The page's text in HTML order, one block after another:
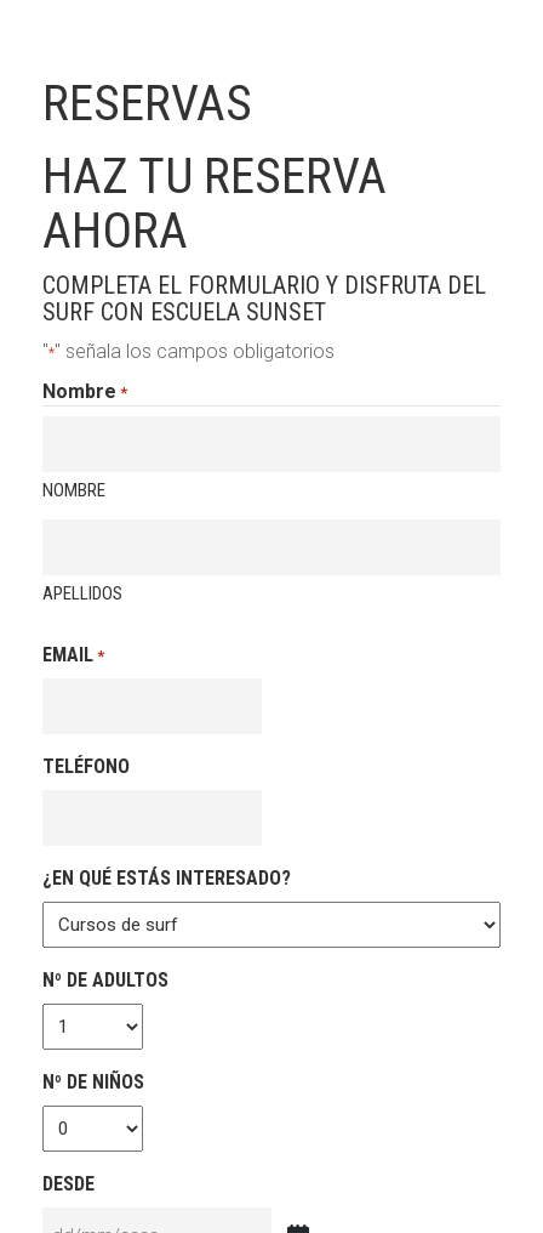
PACKS SURF + ALOJAMIENTO
ALQUILER
INFO/RESERVAS
RESERVAS
HAZ TU RESERVA
AHORA
COMPLETA EL FORMULARIO Y DISFRUTA DEL
SURF CON ESCUELA SUNSET
"*" señala los campos obligatorios
Nombre *
NOMBRE
APELLIDOS
EMAIL *
TELÉFONO
¿EN QUÉ ESTÁS INTERESADO?
Nº DE ADULTOS
Nº DE NIÑOS
DESDE